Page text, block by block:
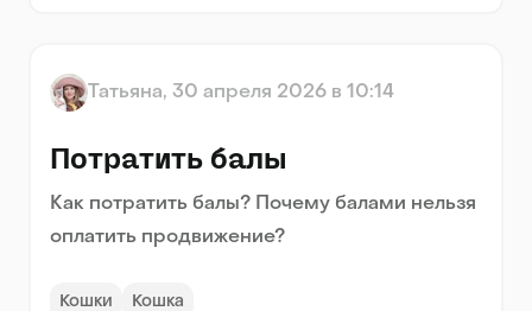
Татьяна, 30 апреля 2026 в 10:14
Потратить балы
Как потратить балы? Почему балами нельзя
оплатить продвижение?
Кошки Кошка